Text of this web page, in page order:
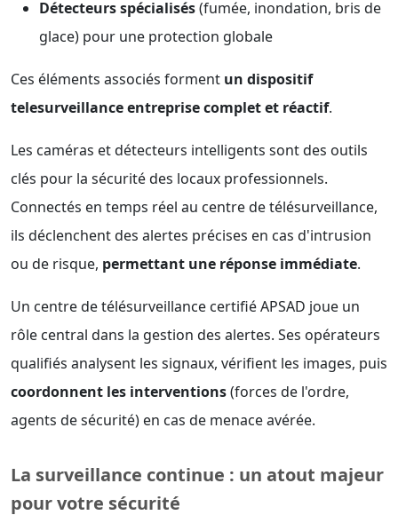
Détecteurs spécialisés(fumée, inondation, bris de
glace) pour une protection globale
Ces éléments associés forment un dispositif
telesurveillance entreprise complet et réactif.
Les caméras et détecteurs intelligents sont des outils
clés pour la sécurité des locaux professionnels.
Connectés en temps réel au centre de télésurveillance,
ils déclenchent des alertes précises en cas d'intrusion
ou de risque, permettant une réponse immédiate.
Un centre de télésurveillance certifié APSAD joue un
rôle central dans la gestion des alertes. Ses opérateurs
qualifiés analysent les signaux, vérifient les images, puis
coordonnent les interventions(forces de l'ordre,
agents de sécurité) en cas de menace avérée.
La surveillance continue : un atout majeur
pour votre sécurité